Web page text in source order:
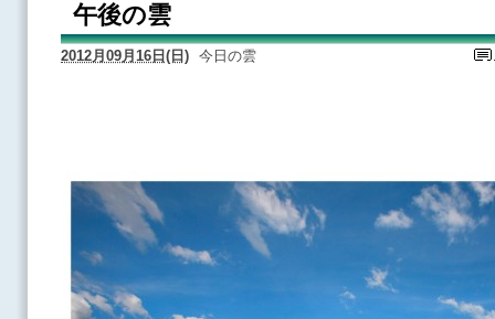
午後の雲
2012月09月16日(日) 今日の雲